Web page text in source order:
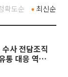
최신순
확도순
사 전담조직
통 대응 역량